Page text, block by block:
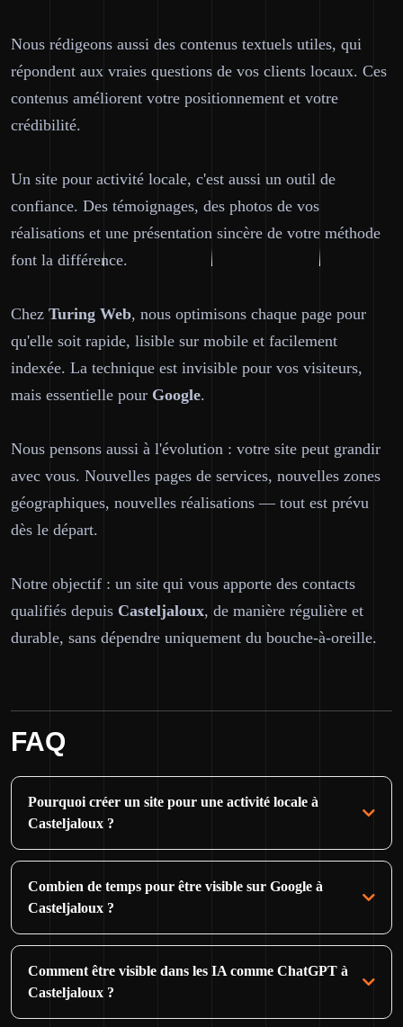
Nous rédigeons aussi des contenus textuels utiles, qui
répondent aux vraies questions de vos clients locaux. Ces
contenus améliorent votre positionnement et votre
crédibilité.
Un site pour activité locale, c'est aussi un outil de
confiance. Des témoignages, des photos de vos
réalisations et une présentation sincère de votre méthode
font la différence.
Chez Turing Web, nous optimisons chaque page pour
qu'elle soit rapide, lisible sur mobile et facilement
indexée. La technique est invisible pour vos visiteurs,
mais essentielle pour Google.
Nous pensons aussi à l'évolution : votre site peut grandir
avec vous. Nouvelles pages de services, nouvelles zones
géographiques, nouvelles réalisations — tout est prévu
dès le départ.
Notre objectif : un site qui vous apporte des contacts
qualifiés depuis Casteljaloux, de manière régulière et
durable, sans dépendre uniquement du bouche-à-oreille.
FAQ
Pourquoi créer un site pour une activité locale à
Casteljaloux ?
Combien de temps pour être visible sur Google à
Casteljaloux ?
Comment être visible dans les IA comme ChatGPT à
Casteljaloux ?